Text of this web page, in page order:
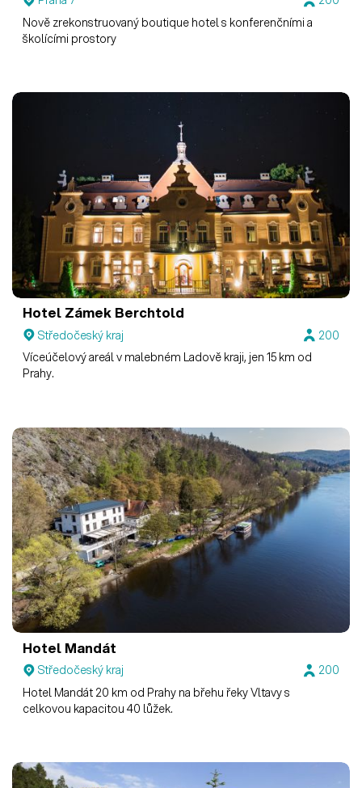
Nově zrekonstruovaný boutique hotel s konferenčními a
školícími prostory
Hotel Zámek Berchtold
Středočeský kraj
200
Víceúčelový areál v malebném Ladově kraji, jen 15 km od
Prahy.
Hotel Mandát
Středočeský kraj
200
Hotel Mandát 20 km od Prahy na břehu řeky Vltavy s
celkovou kapacitou 40 lůžek.